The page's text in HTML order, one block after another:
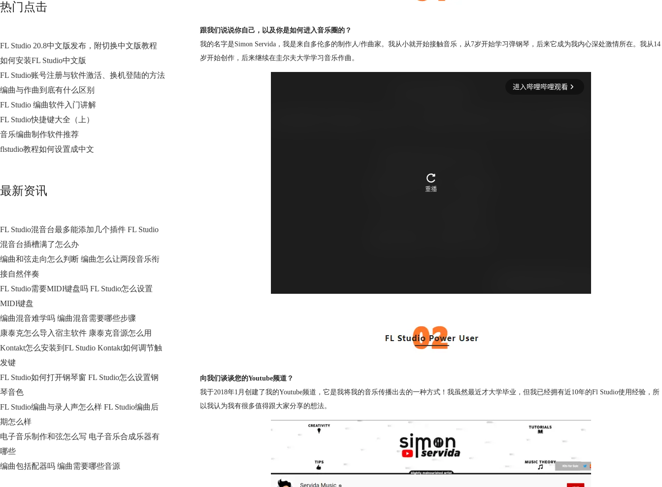
热门点击
FL Studio 20.8中文版发布，附切换中文版教程
如何安装FL Studio中文版
FL Studio账号注册与软件激活、换机登陆的方法
编曲与作曲到底有什么区别
FL Studio 编曲软件入门讲解
FL Studio快捷键大全（上）
音乐编曲制作软件推荐
flstudio教程如何设置成中文
最新资讯
FL Studio混音台最多能添加几个插件 FL Studio
混音台插槽满了怎么办
编曲和弦走向怎么判断 编曲怎么让两段音乐衔
接自然伴奏
FL Studio需要MIDI键盘吗 FL Studio怎么设置
MIDI键盘
编曲混音难学吗 编曲混音需要哪些步骤
康泰克怎么导入宿主软件 康泰克音源怎么用
Kontakt怎么安装到FL Studio Kontakt如何调节触
发键
FL Studio如何打开钢琴窗 FL Studio怎么设置钢
琴音色
FL Studio编曲与录人声怎么样 FL Studio编曲后
期怎么样
电子音乐制作和弦怎么写 电子音乐合成乐器有
哪些
编曲包括配器吗 编曲需要哪些音源
跟我们说说你自己，以及你是如何进入音乐圈的？
我的名字是Simon Servida，我是来自多伦多的制作人/作曲家。我从小就开始接触音乐，从7岁开始学习弹钢琴，后来它成为我内心深处激情所在。我从14
岁开始创作，后来继续在圭尔夫大学学习音乐作曲。
向我们谈谈您的Youtube频道？
我于2018年1月创建了我的Youtube频道，它是我将我的音乐传播出去的一种方式！我虽然最近才大学毕业，但我已经拥有近10年的Fl Studio使用经验，所
以我认为我有很多值得跟大家分享的想法。